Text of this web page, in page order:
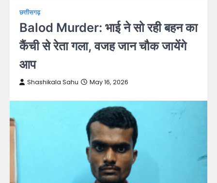
छत्तीसगढ़
Balod Murder: भाई ने सो रही बहन का
कैंची से रेता गला, वजह जान चौक जायेंगे
आप
Shashikala Sahu May 16, 2026